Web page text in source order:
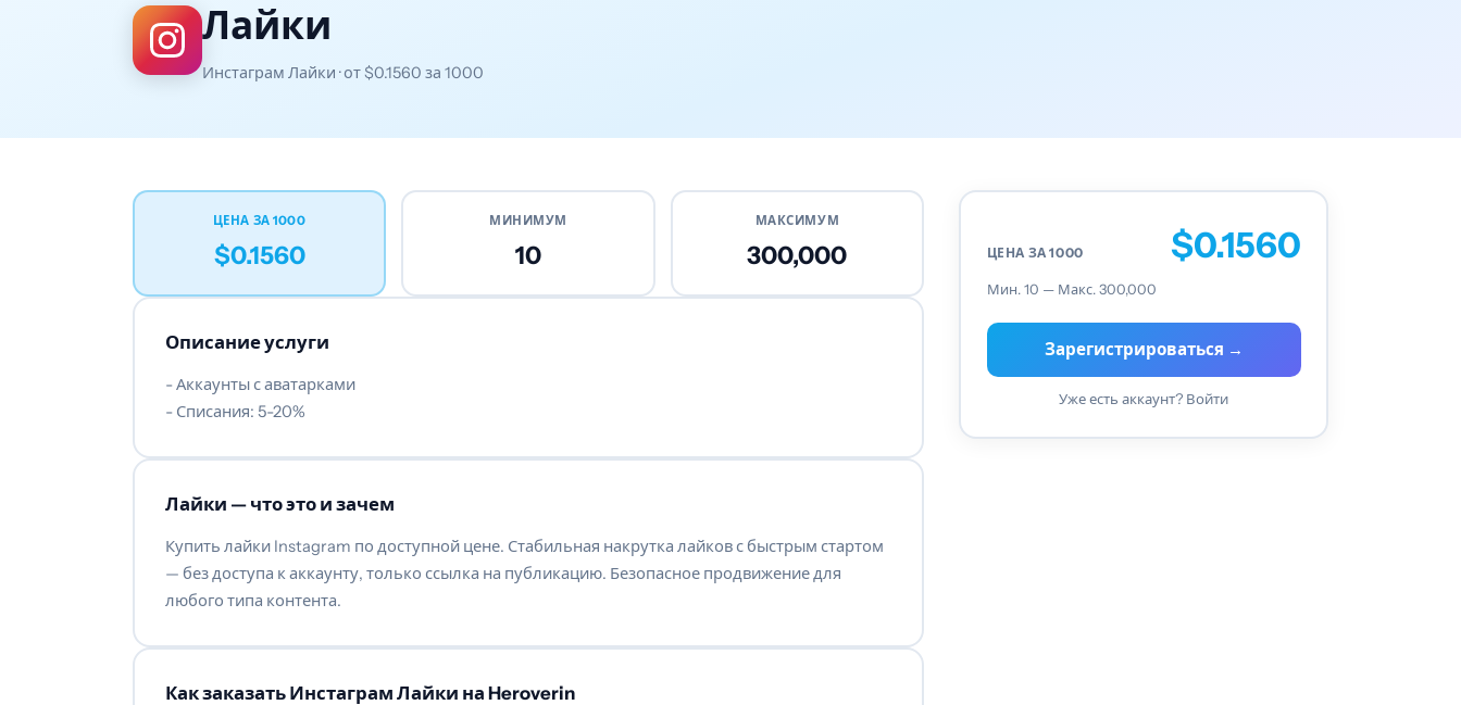
Лайки
Инстаграм Лайки · от $0.1560 за 1000
ЦЕНА ЗА 1000
$0.1560
МИНИМУМ
10
МАКСИМУМ
300,000
Описание услуги
- Аккаунты с аватарками
- Списания: 5-20%
Лайки — что это и зачем
Купить лайки Instagram по доступной цене. Стабильная накрутка лайков с быстрым стартом
— без доступа к аккаунту, только ссылка на публикацию. Безопасное продвижение для
любого типа контента.
Как заказать Инстаграм Лайки на Heroverin
ЦЕНА ЗА 1000 $0.1560
Мин. 10 — Макс. 300,000
Зарегистрироваться →
Уже есть аккаунт? Войти